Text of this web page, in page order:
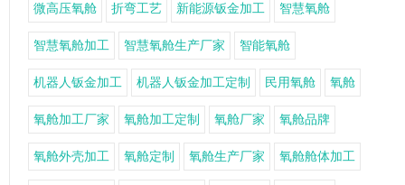
微高压氧舱 折弯工艺 新能源钣金加工 智慧氧舱
智慧氧舱加工 智慧氧舱生产厂家 智能氧舱
机器人钣金加工 机器人钣金加工定制 民用氧舱 氧舱
氧舱加工厂家 氧舱加工定制 氧舱厂家 氧舱品牌
氧舱外壳加工 氧舱定制 氧舱生产厂家 氧舱舱体加工